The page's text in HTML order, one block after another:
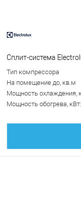
Сплит-система
Тип компрессора
На помещение до, кв.м
Мощность охлаждения,
Мощность обогрева, кВт: